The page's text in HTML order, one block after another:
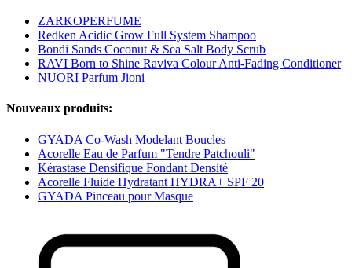
ZARKOPERFUME
Redken Acidic Grow Full System Shampoo
Bondi Sands Coconut & Sea Salt Body Scrub
RAVI Born to Shine Raviva Colour Anti-Fading Conditioner
NUORI Parfum Jioni
Nouveaux produits:
GYADA Co-Wash Modelant Boucles
Acorelle Eau de Parfum "Tendre Patchouli"
Kérastase Densifique Fondant Densité
Acorelle Fluide Hydratant HYDRA+ SPF 20
GYADA Pinceau pour Masque